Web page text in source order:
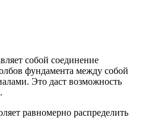
собой соединение
фундамента между собой
Это даст возможность
равномерно распределить